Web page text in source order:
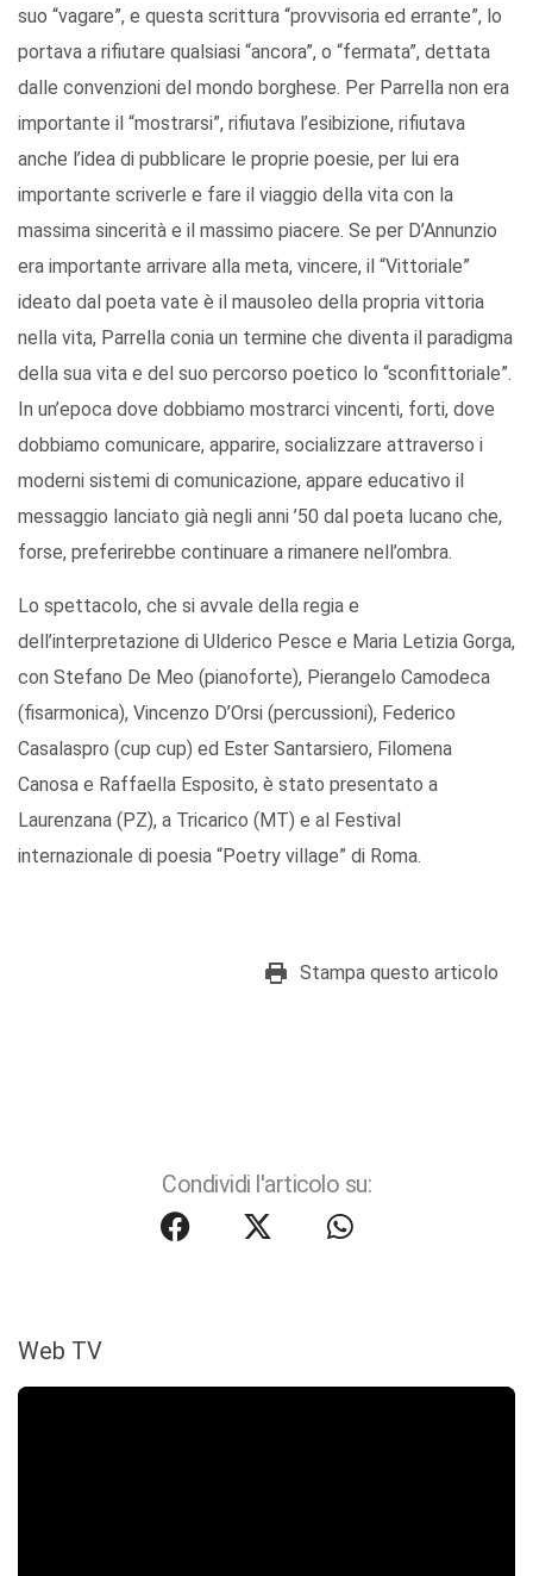
suo “vagare”, e questa scrittura “provvisoria ed errante”, lo
portava a rifiutare qualsiasi “ancora”, o “fermata”, dettata
dalle convenzioni del mondo borghese. Per Parrella non era
importante il “mostrarsi”, rifiutava l’esibizione, rifiutava
anche l’idea di pubblicare le proprie poesie, per lui era
importante scriverle e fare il viaggio della vita con la
massima sincerità e il massimo piacere. Se per D’Annunzio
era importante arrivare alla meta, vincere, il “Vittoriale”
ideato dal poeta vate è il mausoleo della propria vittoria
nella vita, Parrella conia un termine che diventa il paradigma
della sua vita e del suo percorso poetico lo “sconfittoriale”.
In un’epoca dove dobbiamo mostrarci vincenti, forti, dove
dobbiamo comunicare, apparire, socializzare attraverso i
moderni sistemi di comunicazione, appare educativo il
messaggio lanciato già negli anni ’50 dal poeta lucano che,
forse, preferirebbe continuare a rimanere nell’ombra.
Lo spettacolo, che si avvale della regia e
dell’interpretazione di Ulderico Pesce e Maria Letizia Gorga,
con Stefano De Meo (pianoforte), Pierangelo Camodeca
(fisarmonica), Vincenzo D’Orsi (percussioni), Federico
Casalaspro (cup cup) ed Ester Santarsiero, Filomena
Canosa e Raffaella Esposito, è stato presentato a
Laurenzana (PZ), a Tricarico (MT) e al Festival
internazionale di poesia “Poetry village” di Roma.
Stampa questo articolo
Condividi l'articolo su:
Web TV